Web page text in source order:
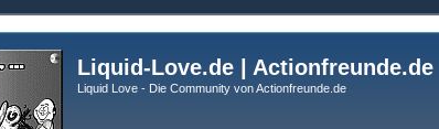
Liquid-Love.de | Actionfreunde.de
Liquid Love - Die Community von Actionfreunde.de